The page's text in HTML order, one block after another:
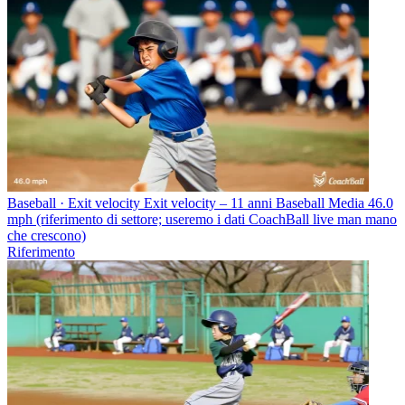
Baseball · Exit velocity Exit velocity – 11 anni Baseball Media 46.0
mph (riferimento di settore; useremo i dati CoachBall live man mano
che crescono)
Riferimento